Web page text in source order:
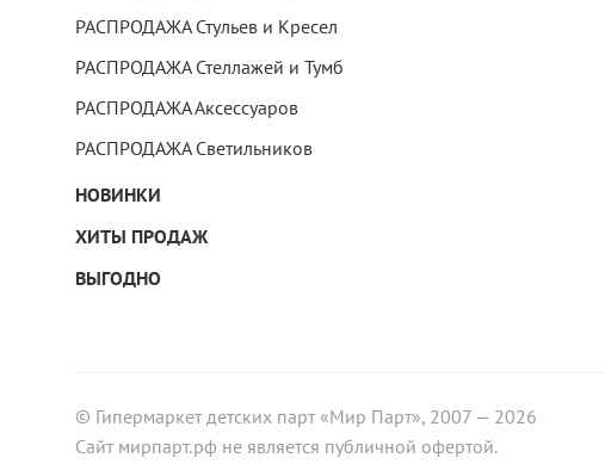
РАСПРОДАЖА Стульев и Кресел
РАСПРОДАЖА Стеллажей и Тумб
РАСПРОДАЖА Аксессуаров
РАСПРОДАЖА Светильников
НОВИНКИ
ХИТЫ ПРОДАЖ
ВЫГОДНО
© Гипермаркет детских парт «Мир Парт», 2007 — 2026
Сайт мирпарт.рф не является публичной офертой.